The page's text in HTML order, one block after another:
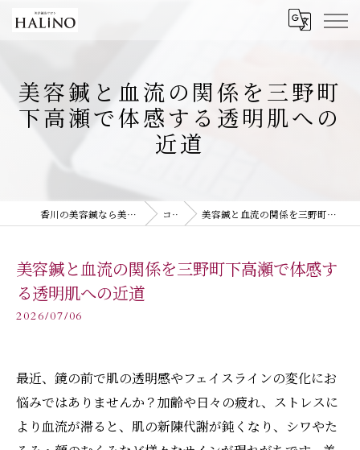
美容鍼と血流の関係を三野町
下高瀬で体感する透明肌への
近道
香川の美容鍼なら美容鍼灸サロン HALiNO コラム 美容鍼と血流の関係を三野町下高瀬で体感する透明肌への近道
美容鍼と血流の関係を三野町下高瀬で体感す
る透明肌への近道
2026/07/06
最近、鏡の前で肌の透明感やフェイスラインの変化にお
悩みではありませんか？加齢や日々の疲れ、ストレスに
より血流が滞ると、肌の新陳代謝が鈍くなり、シワやた